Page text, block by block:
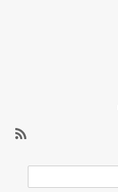
Профориентация